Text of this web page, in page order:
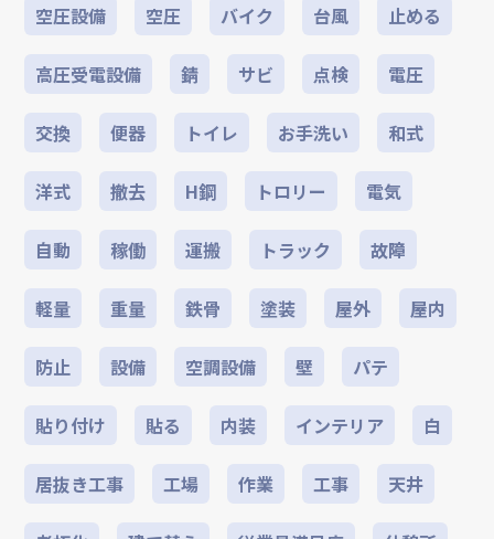
空圧設備 空圧 バイク 台風 止める
高圧受電設備 錆 サビ 点検 電圧
交換 便器 トイレ お手洗い 和式
洋式 撤去 H鋼 トロリー 電気
自動 稼働 運搬 トラック 故障
軽量 重量 鉄骨 塗装 屋外 屋内
防止 設備 空調設備 壁 パテ
貼り付け 貼る 内装 インテリア 白
居抜き工事 工場 作業 工事 天井